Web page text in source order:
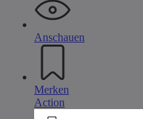
Anschauen
Merken
Action